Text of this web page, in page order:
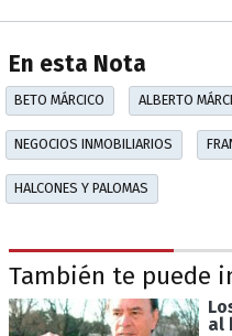
En esta Nota
BETO MÁRCICO ALBERTO
NEGOCIOS INMOBILIARIOS
HALCONES Y PALOMAS
También te puede
al